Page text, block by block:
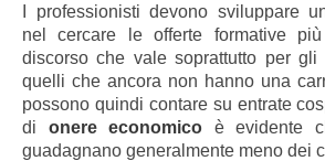
I professionisti devono sviluppare
nel cercare le offerte formative
discorso che vale soprattutto per gli
quelli che ancora non hanno una
possono quindi contare su entrate
di onere economico è evidente
guadagnano generalmente meno dei